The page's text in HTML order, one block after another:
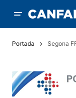
Portada Segona